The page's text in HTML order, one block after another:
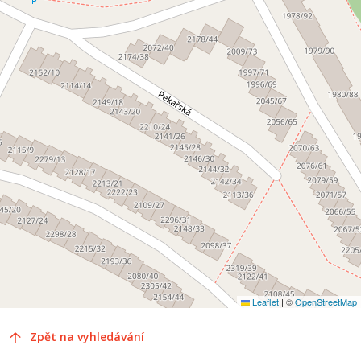
Leaflet | ©OpenStreetMap
Zpět na vyhledávání